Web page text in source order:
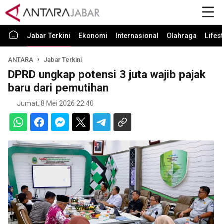
Jabar Terkini Ekonomi Internasional Olahraga
ANTARA Jabar Terkini
DPRD ungkap potensi 3 juta wajib pajak
baru dari pemutihan
Jumat, 8 Mei 2026 22:40